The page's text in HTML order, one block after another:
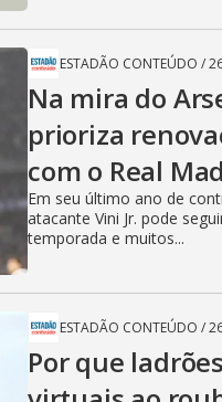
ESTADÃO CONTEÚDO /
Na mira do
prioriza
com o Real
Em seu último ano de
atacante Vini Jr. pode
temporada e muitos...
ESTADÃO CONTEÚDO /
Por que